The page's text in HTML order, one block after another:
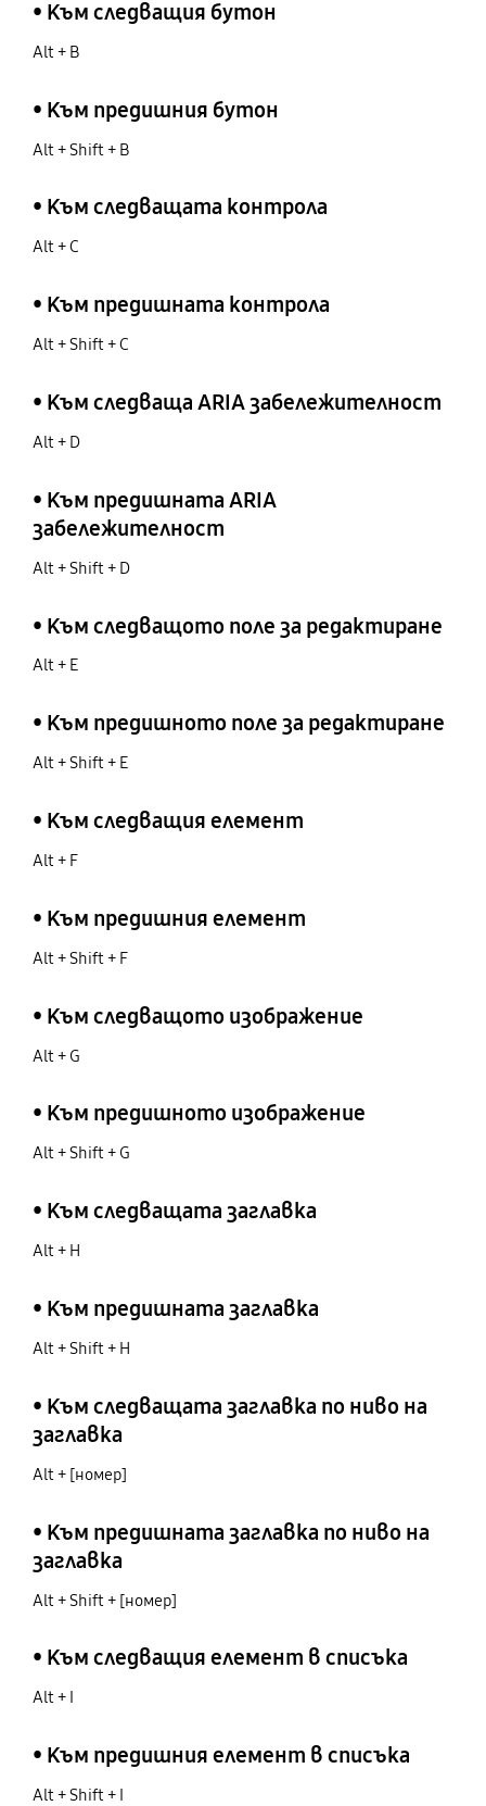
• Към следващия бутон
Alt + B
• Към предишния бутон
Alt + Shift + B
• Към следващата контрола
Alt + C
• Към предишната контрола
Alt + Shift + C
• Към следваща ARIA забележителност
Alt + D
• Към предишната ARIA
забележителност
Alt + Shift + D
• Към следващото поле за редактиране
Alt + E
• Към предишното поле за редактиране
Alt + Shift + E
• Към следващия елемент
Alt + F
• Към предишния елемент
Alt + Shift + F
• Към следващото изображение
Alt + G
• Към предишното изображение
Alt + Shift + G
• Към следващата заглавка
Alt + H
• Към предишната заглавка
Alt + Shift + H
• Към следващата заглавка по ниво на
заглавка
Alt + [номер]
• Към предишната заглавка по ниво на
заглавка
Alt + Shift + [номер]
• Към следващия елемент в списъка
Alt + I
• Към предишния елемент в списъка
Alt + Shift + I